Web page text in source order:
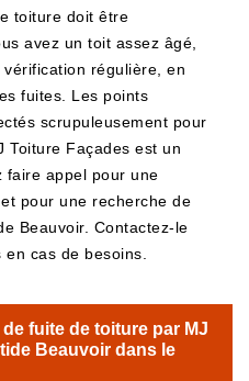
toiture doit être
avez un toit assez âgé,
régulière, en
fuites. Les points
scrupuleusement pour
Toiture Façades est un
faire appel pour une
pour une recherche de
Beauvoir. Contactez-le
cas de besoins.
fuite de toiture par MJ
Beauvoir dans le